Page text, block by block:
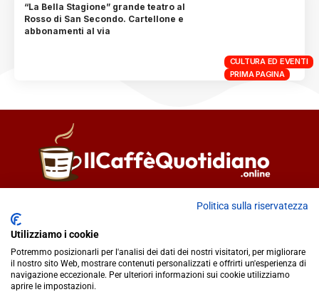
CULTURA ED EVENTI
PRIMA PAGINA
“La Bella Stagione” grande teatro al
Rosso di San Secondo. Cartellone e
abbonamenti al via
Fiorella Falci
redazione@ilcaffequotidiano.online
C.F. 92076900858
Chi siamo
Politica sulla riservatezza
Utilizziamo i cookie
Potremmo posizionarli per l'analisi dei dati dei nostri visitatori, per migliorare
il nostro sito Web, mostrare contenuti personalizzati e offrirti un'esperienza di
navigazione eccezionale. Per ulteriori informazioni sui cookie utilizziamo
aprire le impostazioni.